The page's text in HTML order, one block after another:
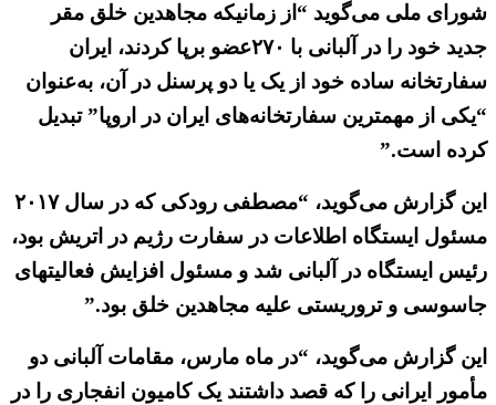
شورای ملی می‌گوید “از زمانیکه مجاهدین خلق مقر
جدید خود را در آلبانی با ۲۷۰عضو برپا کردند، ایران
سفارتخانه ساده خود از یک یا دو پرسنل در آن، به‌عنوان
“یکی از مهمترین سفارتخانه‌های ایران در اروپا” تبدیل
کرده است.”
این گزارش می‌گوید، “مصطفی رودکی که در سال ۲۰۱۷
مسئول ایستگاه اطلاعات در سفارت رژیم در اتریش بود،
رئیس ایستگاه در آلبانی شد و مسئول افزایش فعالیتهای
جاسوسی و تروریستی علیه مجاهدین خلق بود.”
این گزارش می‌گوید، “در ماه مارس، مقامات آلبانی دو
مأمور ایرانی را که قصد داشتند یک کامیون انفجاری را در